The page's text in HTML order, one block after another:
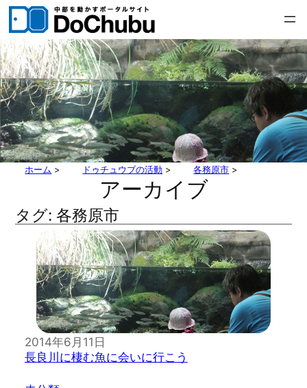
内
を
ス
キ
ッ
プ
ホーム > ドゥチュウブの活動 > 各務原市 >
アーカイブ
タグ:各務原市
2014年6月11日
長良川に棲む魚に会いに行こう